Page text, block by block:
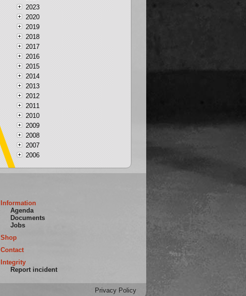
2023
2020
2019
2018
2017
2016
2015
2014
2013
2012
2011
2010
2009
2008
2007
2006
Information
Agenda
Documents
Jobs
Shop
Contact
Integrity
Report incident
Privacy Policy